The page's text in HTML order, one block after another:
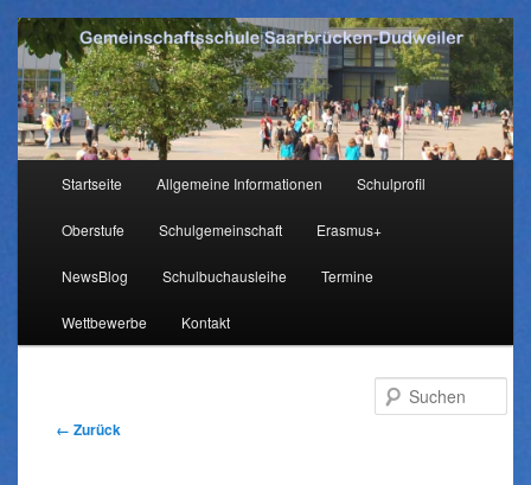
Zum
Inhalt
wechseln
Startseite Allgemeine Informationen Schulprofil
Oberstufe Schulgemeinschaft Erasmus+
NewsBlog Schulbuchausleihe Termine
Wettbewerbe Kontakt
Bilder-
← Zurück